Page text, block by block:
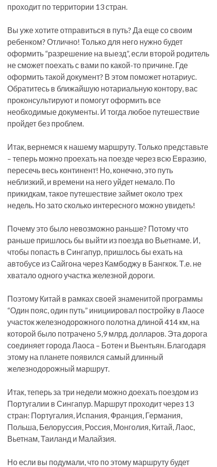
проходит по территории 13 стран.
Вы уже хотите отправиться в путь? Да еще со своим
ребенком? Отлично! Только для него нужно будет
оформить “разрешение на выезд”, если второй родитель
не сможет поехать с вами по какой-то причине. Где
оформить такой документ? В этом поможет нотариус.
Обратитесь в ближайшую нотариальную контору, вас
проконсультируют и помогут оформить все
необходимые документы. И тогда любое путешествие
пройдет без проблем.
Итак, вернемся к нашему маршруту. Только представьте
– теперь можно проехать на поезде через всю Евразию,
пересечь весь континент! Но, конечно, это путь
неблизкий, и времени на него уйдет немало. По
прикидкам, такое путешествие займет около трех
недель. Но зато сколько интересного можно увидеть!
Почему это было невозможно раньше? Потому что
раньше пришлось бы выйти из поезда во Вьетнаме. И,
чтобы попасть в Сингапур, пришлось бы ехать на
автобусе из Сайгона через Камбоджу в Бангкок. Т.е. не
хватало одного участка железной дороги.
Поэтому Китай в рамках своей знаменитой программы
“Один пояс, один путь” инициировал постройку в Лаосе
участок железнодорожного полотна длиной 414 км, на
которой было потрачено 5,9 млрд. долларов. Эта дорога
соединяет города Лаоса – Ботен и Вьентьян. Благодаря
этому на планете появился самый длинный
железнодорожный маршрут.
Итак, теперь за три недели можно доехать поездом из
Португалии в Сингапур. Маршрут проходит через 13
стран: Португалия, Испания, Франция, Германия,
Польша, Белоруссия, Россия, Монголия, Китай, Лаос,
Вьетнам, Таиланд и Малайзия.
Но если вы подумали, что по этому маршруту будет